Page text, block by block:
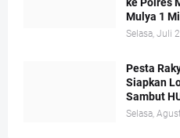
Mulya 1
Selasa, Juli
Pesta
Siapkan
Sambut
Selasa,